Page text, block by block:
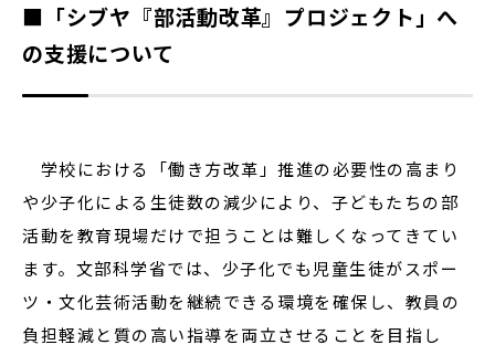
■「シブヤ『部活動改革』プロジェクト」へ
の支援について
学校における「働き方改革」推進の必要性の高まり
や少子化による生徒数の減少により、子どもたちの部
活動を教育現場だけで担うことは難しくなってきてい
ます。文部科学省では、少子化でも児童生徒がスポー
ツ・文化芸術活動を継続できる環境を確保し、教員の
負担軽減と質の高い指導を両立させることを目指し